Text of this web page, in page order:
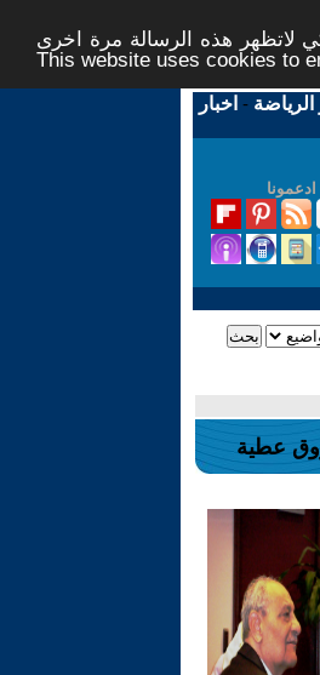
لاتظهر هذه الرسالة مرة اخرى -
This website uses cookies to
الرياضة - اخبار
ادعمونا
عطية